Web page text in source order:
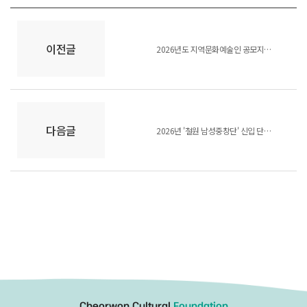
이전글 2026년도 지역문화예술인 공모지원사업 선정결과 공고
다음글 2026년 '철원 남성중창단' 신입 단원 모집 공고